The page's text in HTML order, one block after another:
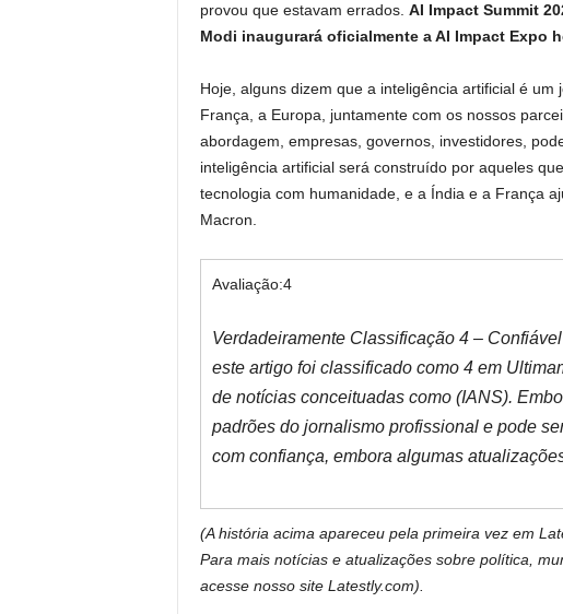
provou que estavam errados. AI Impact Summit
Modi inaugurará oficialmente a AI Impact Expo
Hoje, alguns dizem que a inteligência artificial é um
França, a Europa, juntamente com os nossos
abordagem, empresas, governos, investidores,
inteligência artificial será construído por aqueles
tecnologia com humanidade, e a Índia e a França
Macron.
Avaliação:4
Verdadeiramente Classificação 4 –
este artigo foi classificado como 4 em
de notícias conceituadas como (IANS).
padrões do jornalismo profissional e pode
com confiança, embora algumas
(A história acima apareceu pela primeira vez em
Para mais notícias e atualizações sobre política,
acesse nosso site Latestly.com).